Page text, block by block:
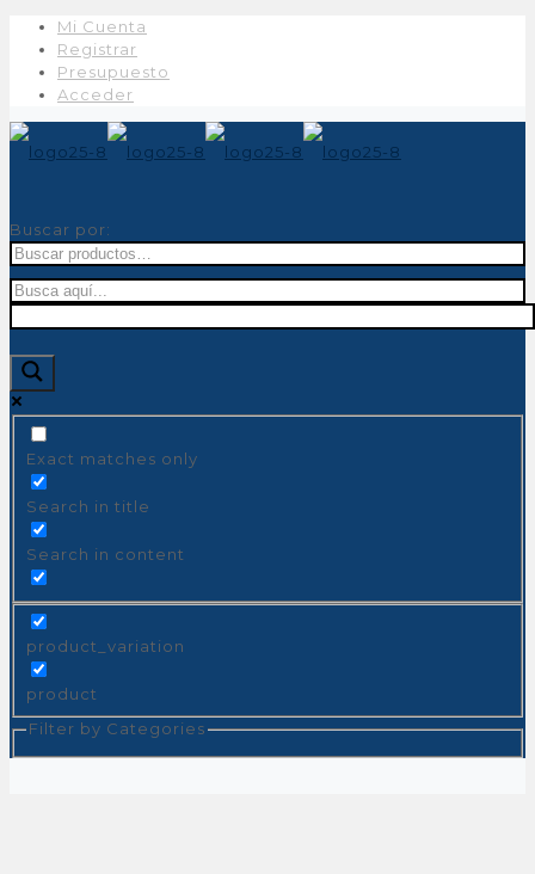
Mi Cuenta
Registrar
Presupuesto
Acceder
Buscar por:
Exact matches only
Search in title
Search in content
product_variation
product
Filter by Categories